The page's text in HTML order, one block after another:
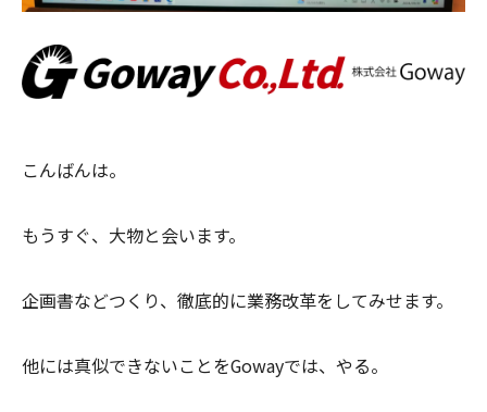
こんばんは。
もうすぐ、大物と会います。
企画書などつくり、徹底的に業務改革をしてみせます。
他には真似できないことをGowayでは、やる。